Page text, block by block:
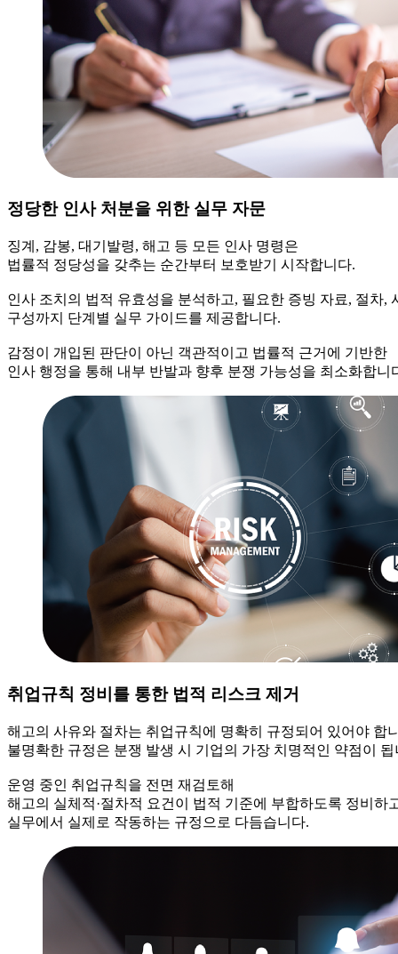
정당한 인사 처분을 위한 실무 자문
징계, 감봉, 대기발령, 해고 등 모든 인사 명령은
법률적 정당성을 갖추는 순간부터 보호받기 시작합니다.
인사 조치의 법적 유효성을 분석하고, 필요한 증빙 자료, 절차,
구성까지 단계별 실무 가이드를 제공합니다.
감정이 개입된 판단이 아닌 객관적이고 법률적 근거에 기반한
인사 행정을 통해 내부 반발과 향후 분쟁 가능성을 최소화합니
취업규칙 정비를 통한 법적 리스크 제거
해고의 사유와 절차는 취업규칙에 명확히 규정되어 있어야 합
불명확한 규정은 분쟁 발생 시 기업의 가장 치명적인 약점이 됩
운영 중인 취업규칙을 전면 재검토해
해고의 실체적·절차적 요건이 법적 기준에 부합하도록 정비하
실무에서 실제로 작동하는 규정으로 다듬습니다.